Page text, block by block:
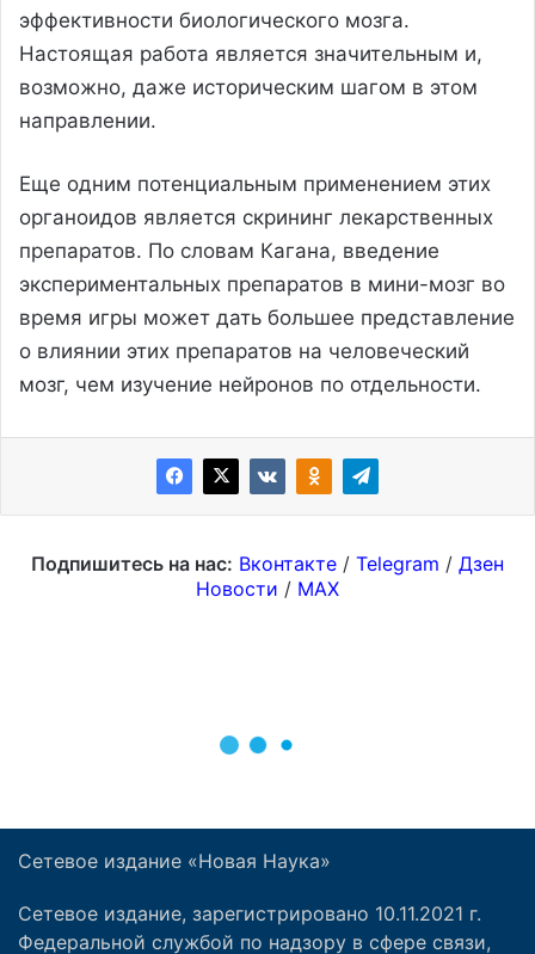
эффективности биологического мозга.
Настоящая работа является значительным и,
возможно, даже историческим шагом в этом
направлении.
Еще одним потенциальным применением этих
органоидов является скрининг лекарственных
препаратов. По словам Кагана, введение
экспериментальных препаратов в мини-мозг во
время игры может дать большее представление
о влиянии этих препаратов на человеческий
мозг, чем изучение нейронов по отдельности.
Подпишитесь на нас: Вконтакте / Telegram / Дзен
Новости / MAX
Сетевое издание «Новая Наука»
Сетевое издание, зарегистрировано 10.11.2021 г.
Федеральной службой по надзору в сфере связи,